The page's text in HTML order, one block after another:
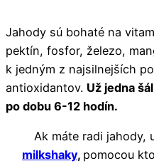
Jahody sú bohaté na
pektín, fosfor, železo,
k jedným z najsilnejších
antioxidantov. Už jedna
po dobu 6-12 hodín.
Ak máte radi jahody,
milkshaky, pomocou